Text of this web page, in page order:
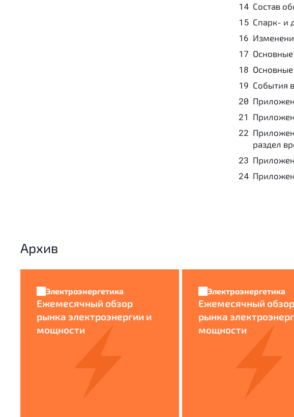
Состав
Спарк- и
События
раздел
Архив
Электроэнергетика
Ежемесячный обзор
рынка электроэнергии и
мощности
Электроэнергетика
Ежемесячный обзор
рынка
мощности